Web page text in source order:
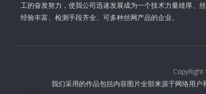
工的奋发努力，使我公司迅速发展成为一个技术力量雄厚、
经验丰富、检测手段齐全、可多种丝网产品的企业。
我们采用的作品包括内容图片全部来源于网络用